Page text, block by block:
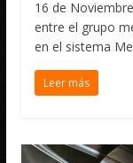
16 de
entre el grupo
en el sistema
Leer más